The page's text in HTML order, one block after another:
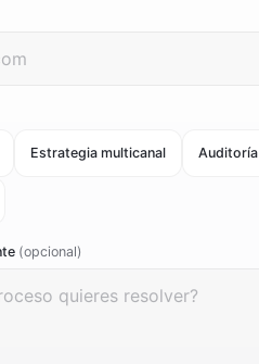
Estrategia multicanal Auditoría
(opcional)